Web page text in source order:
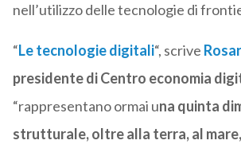
nell’utilizzo delle tecnologie di
“Le tecnologie digitali“, scrive
presidente di Centro economia
“rappresentano ormai una quinta
strutturale, oltre alla terra, al mare,